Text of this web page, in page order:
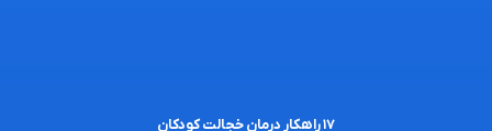
۱۷ راهکار درمان خجالت کودکان